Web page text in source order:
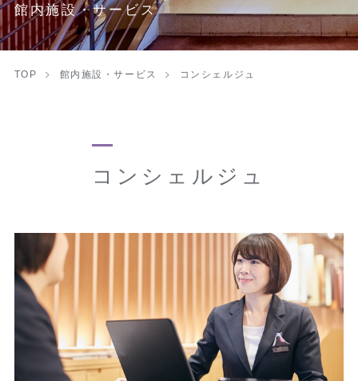
館内施設・サービス
TOP 館内施設・サービス コンシェルジュ
コンシェルジュ